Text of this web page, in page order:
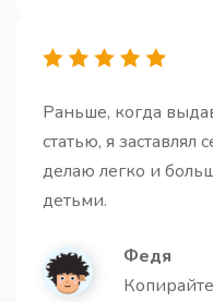
адаптированных под
готовыми темами
Идеи для статьи
Получите идеи для
Раньше, когда
статью, я заставлял
делаю легко и
детьми.
Федя